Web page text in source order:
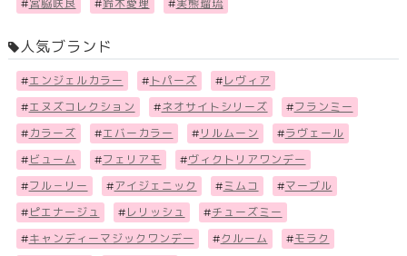
#宮脇咲良 #鈴木愛理 #実熊瑠琉
人気ブランド
#エンジェルカラー # トパーズ # レヴィア
#エヌズコレクション #ネオサイトシリーズ #フランミー
# カラーズ #エバーカラー # リルムーン #ラヴェール
# ビューム #フェリアモ #ヴィクトリアワンデー
#フル－リー #アイジェニック #ミムコ #マーブル
# ピエナージュ # レリッシュ #チューズミー
#キャンディーマジックワンデー #クルーム #モラク